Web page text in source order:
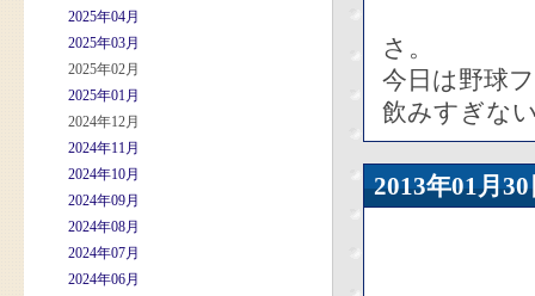
2025年04月
2025年03月
2025年02月
2025年01月
2024年12月
2024年11月
2024年10月
2024年09月
2024年08月
2024年07月
2024年06月
さ。
今日は野球
飲みすぎな
2013年01